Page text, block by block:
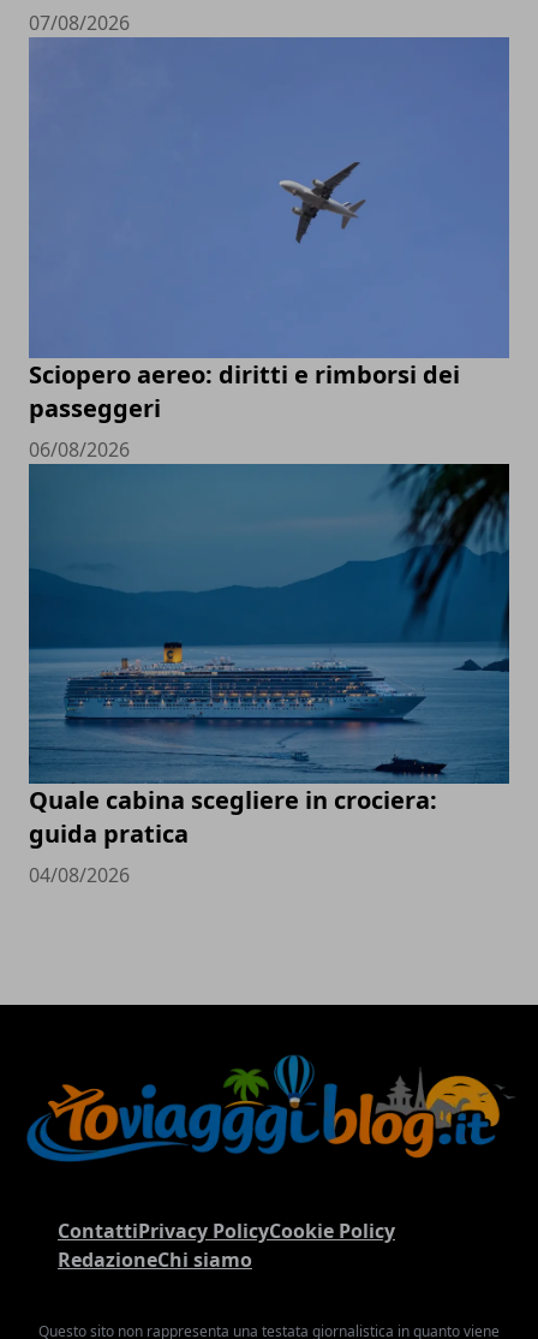
07/08/2026
Sciopero aereo: diritti e rimborsi dei
passeggeri
06/08/2026
Quale cabina scegliere in crociera:
guida pratica
04/08/2026
ContattiPrivacy PolicyCookie Policy
RedazioneChi siamo
Questo sito non rappresenta una testata giornalistica in quanto viene